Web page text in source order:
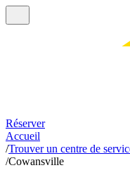
Réserver
Accueil
/Trouver un centre de
/Cowansville